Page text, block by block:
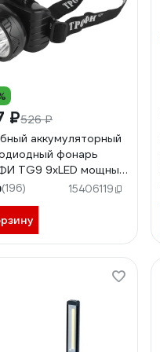
₽526 ₽
аккумуляторный
фонарь
TG9 9xLED мощный
2 режима C0045557
(196) 15406119